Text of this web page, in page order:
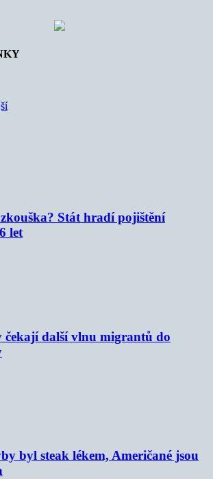
Stát hradí pojištění
let
čekají další vlnu migrantů do
byl steak lékem, Američané jsou